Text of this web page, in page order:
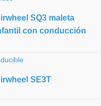
SQ3 maleta
con conducción
SE3T